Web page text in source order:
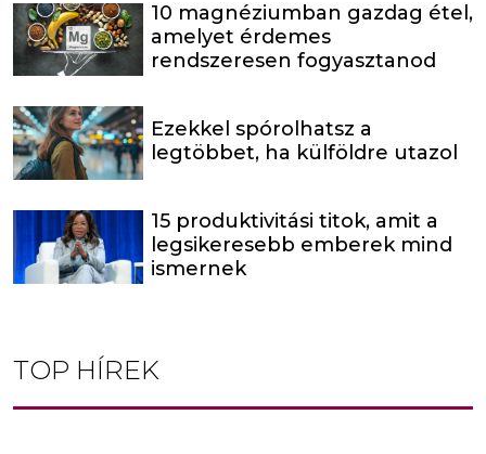
10 magnéziumban gazdag étel,
amelyet érdemes
rendszeresen fogyasztanod
Ezekkel spórolhatsz a
legtöbbet, ha külföldre utazol
15 produktivitási titok, amit a
legsikeresebb emberek mind
ismernek
TOP HÍREK